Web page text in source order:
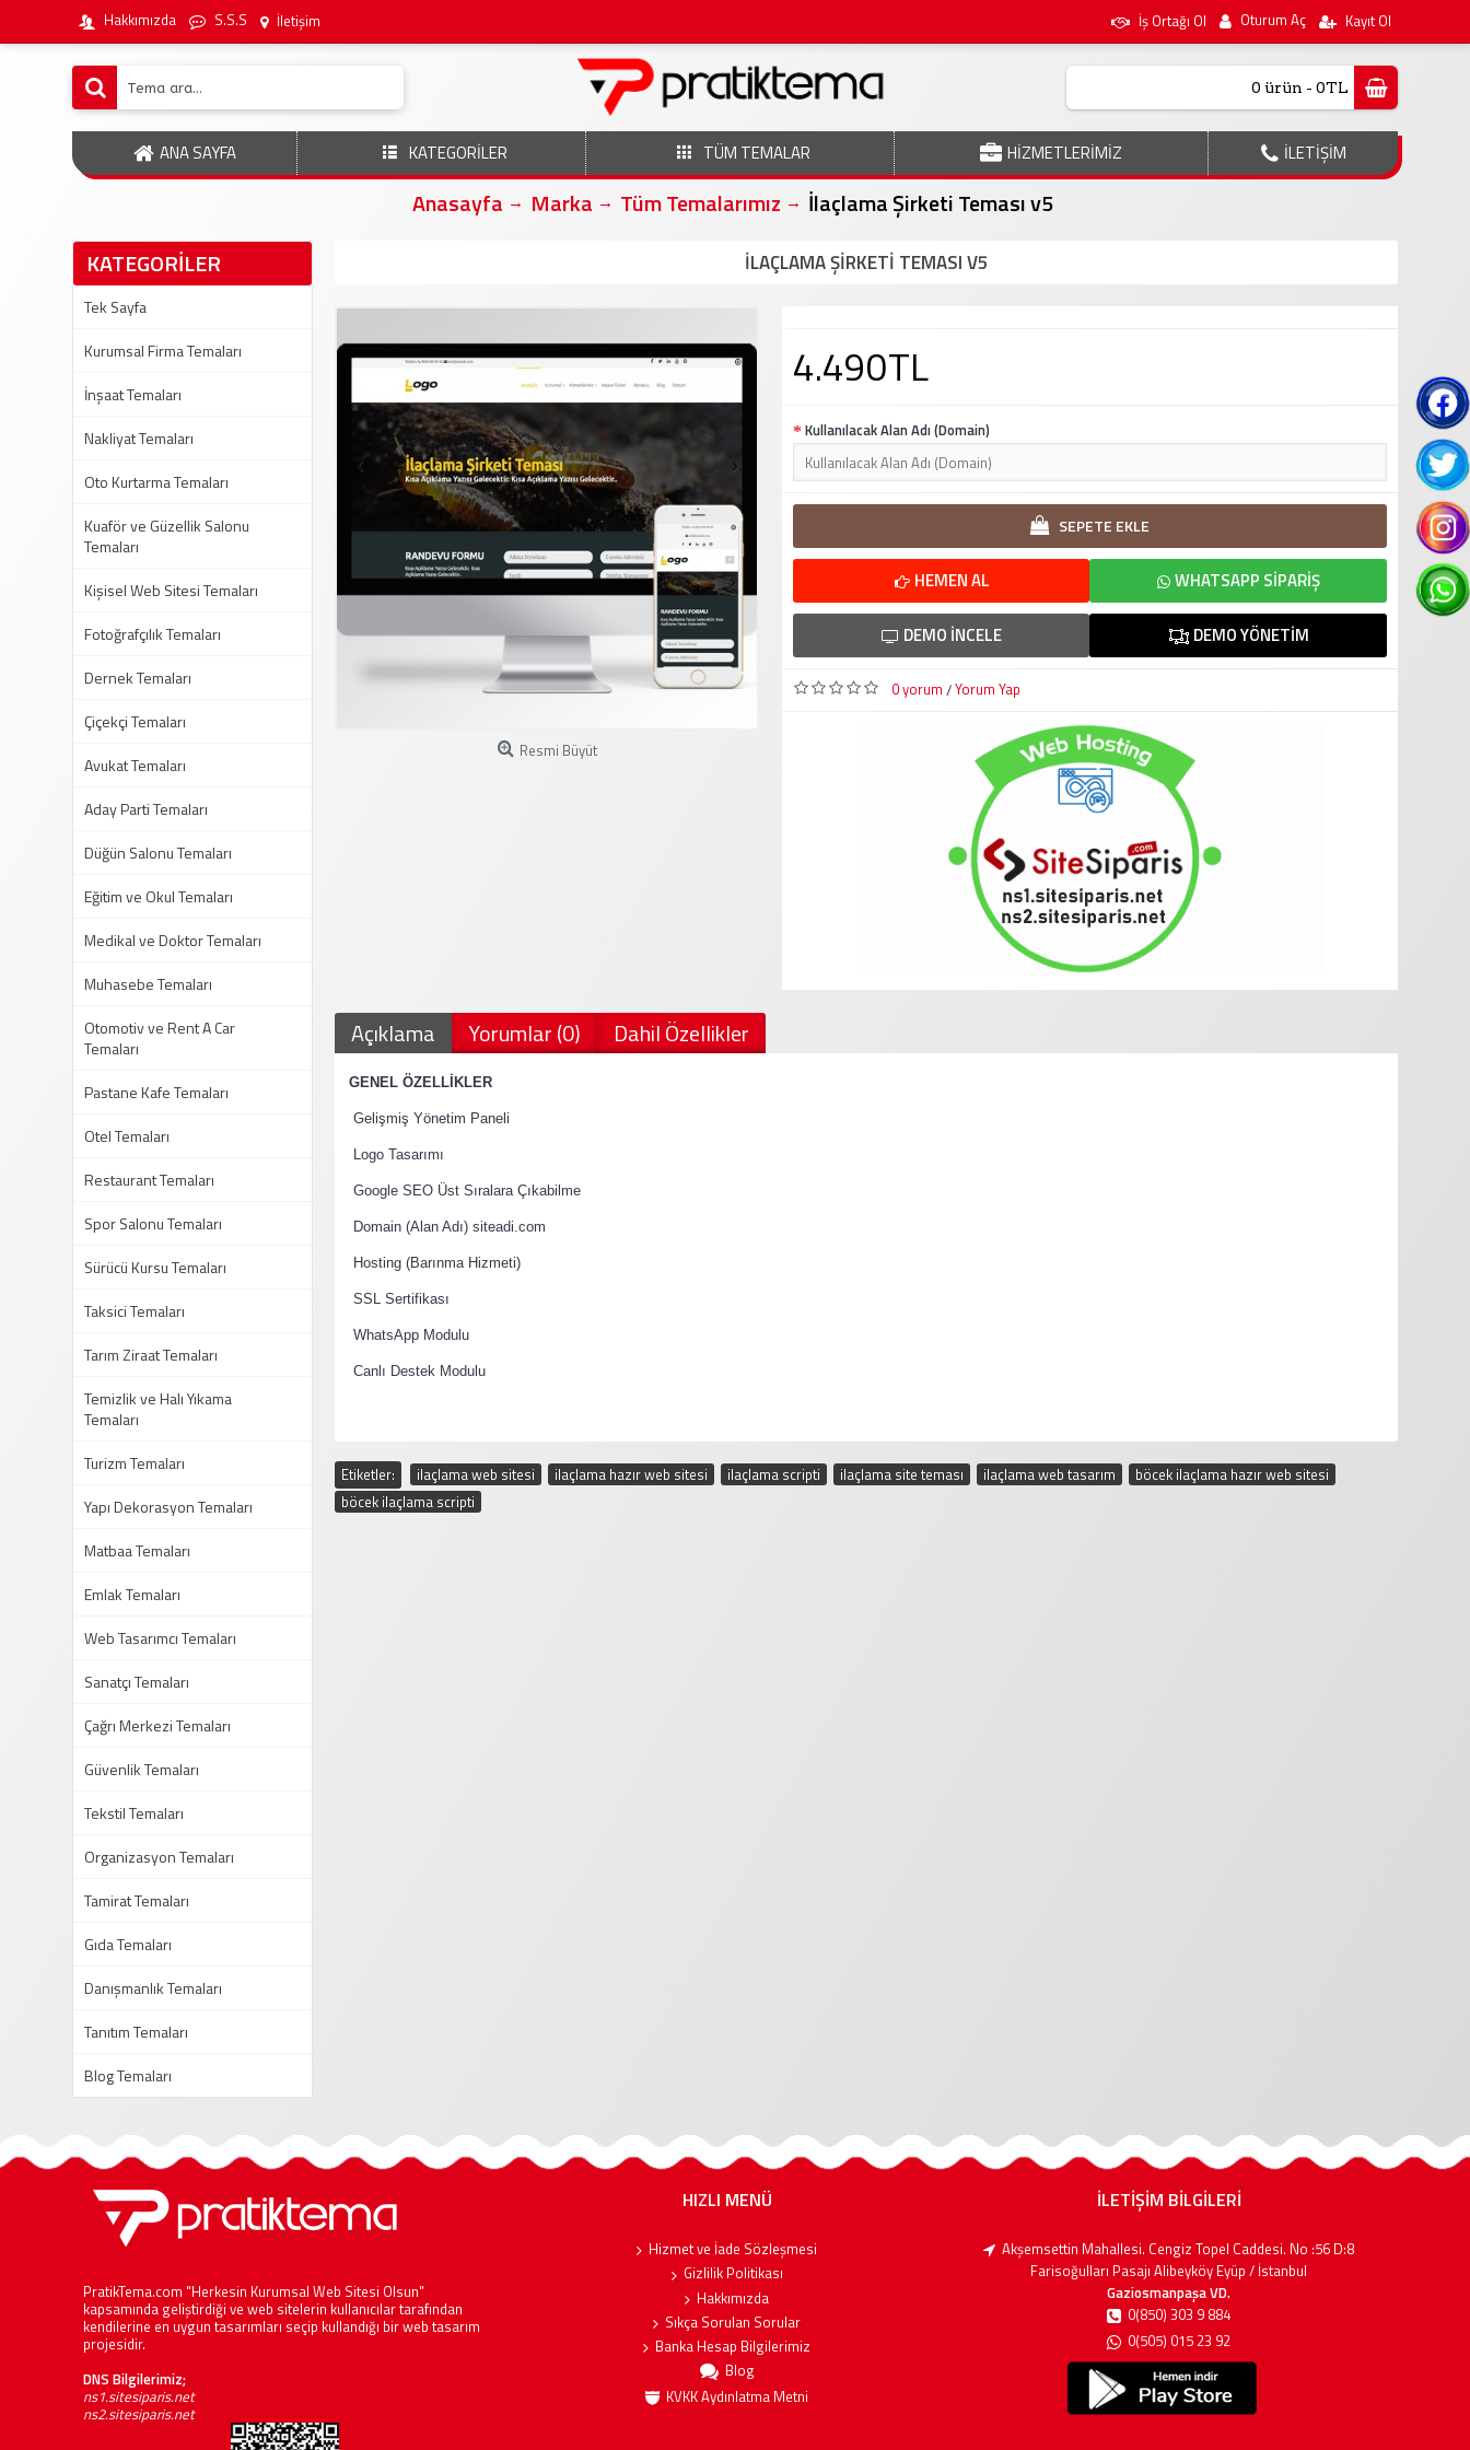
Hakkımızda S.S.S İletişim İş Ortağı Ol Oturum Aç Kayıt Ol
0 ürün - 0TL
ANA SAYFA KATEGORİLER TÜM TEMALAR HİZMETLERİMİZ İLETİŞİM
Anasayfa Marka Tüm Temalarımız
İlaçlama Şirketi Teması v5
KATEGORİLER
Tek Sayfa
Kurumsal Firma Temaları
İnşaat Temaları
Nakliyat Temaları
Oto Kurtarma Temaları
Kuaför ve Güzellik Salonu
Temaları
Kişisel Web Sitesi Temaları
Fotoğrafçılık Temaları
Dernek Temaları
Çiçekçi Temaları
Avukat Temaları
Aday Parti Temaları
Düğün Salonu Temaları
Eğitim ve Okul Temaları
Medikal ve Doktor Temaları
Muhasebe Temaları
Otomotiv ve Rent A Car
Temaları
Pastane Kafe Temaları
Otel Temaları
Restaurant Temaları
Spor Salonu Temaları
Sürücü Kursu Temaları
Taksici Temaları
Tarım Ziraat Temaları
Temizlik ve Halı Yıkama
Temaları
Turizm Temaları
Yapı Dekorasyon Temaları
Matbaa Temaları
Emlak Temaları
Web Tasarımcı Temaları
Sanatçı Temaları
Çağrı Merkezi Temaları
Güvenlik Temaları
Tekstil Temaları
Organizasyon Temaları
Tamirat Temaları
Gıda Temaları
Danışmanlık Temaları
Tanıtım Temaları
Blog Temaları
İLAÇLAMA ŞIRKETI TEMASI V5
Resmi Büyüt
4.490TL
Kullanılacak Alan Adı (Domain)
SEPETE EKLE
HEMEN AL WHATSAPP SIPARIŞ
DEMO İNCELE DEMO YÖNETIM
0 yorum /Yorum Yap
Açıklama Yorumlar (0) Dahil Özellikler
GENEL ÖZELLİKLER
Gelişmiş Yönetim Paneli
Logo Tasarımı
Google SEO Üst Sıralara Çıkabilme
Domain (Alan Adı) siteadi.com
Hosting (Barınma Hizmeti)
SSL Sertifikası
WhatsApp Modulu
Canlı Destek Modulu
Etiketler: ilaçlama web sitesi ilaçlama hazır web sitesi ilaçlama scripti ilaçlama site teması ilaçlama web tasarım böcek ilaçlama hazır web sitesi
böcek ilaçlama scripti
PratikTema.com "Herkesin Kurumsal Web Sitesi Olsun"
kapsamında geliştirdiği ve web sitelerin kullanıcılar tarafından
kendilerine en uygun tasarımları seçip kullandığı bir web tasarım
projesidir.
DNS Bilgilerimiz;
ns1.sitesiparis.net
ns2.sitesiparis.net
HIZLI MENÜ
Hizmet ve İade Sözleşmesi
Gizlilik Politikası
Hakkımızda
Sıkça Sorulan Sorular
Banka Hesap Bilgilerimiz
Blog
KVKK Aydınlatma Metni
İLETİŞİM BİLGİLERİ
Akşemsettin Mahallesi. Cengiz Topel Caddesi. No :56 D:8
Farisoğulları Pasajı Alibeyköy Eyüp / İstanbul
Gaziosmanpaşa VD.
0(850) 303 9 884
0(505) 015 23 92